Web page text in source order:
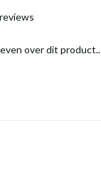
over dit product..